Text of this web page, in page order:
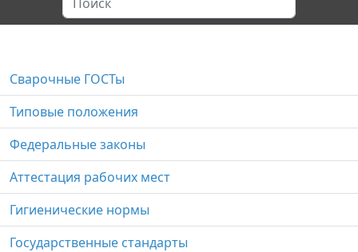
Сварочные ГОСТы
Типовые положения
Федеральные законы
Аттестация рабочих мест
Гигиенические нормы
Государственные стандарты